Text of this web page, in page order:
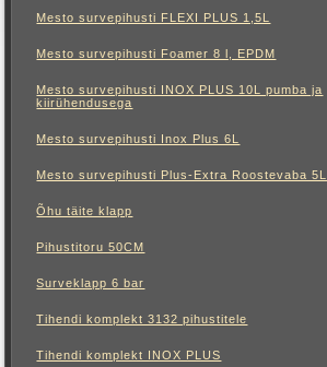
Mesto survepihusti FLEXI PLUS 1,5L
Mesto survepihusti Foamer 8 l, EPDM
Mesto survepihusti INOX PLUS 10L pumba ja
kiirühendusega
Mesto survepihusti Inox Plus 6L
Mesto survepihusti Plus-Extra Roostevaba 5L
Õhu täite klapp
Pihustitoru 50CM
Surveklapp 6 bar
Tihendi komplekt 3132 pihustitele
Tihendi komplekt INOX PLUS